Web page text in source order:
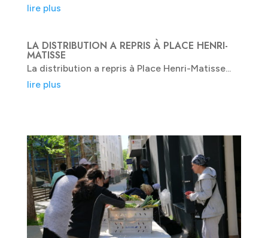
lire plus
LA DISTRIBUTION A REPRIS À PLACE HENRI-
MATISSE
La distribution a repris à Place Henri-Matisse...
lire plus